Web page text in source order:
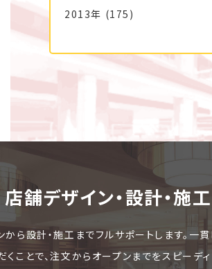
2013年 (175)
店舗デザイン・設計・施⼯
から設計・施工までフルサポートします。一
くことで、注文からオープンまでをスピーディ